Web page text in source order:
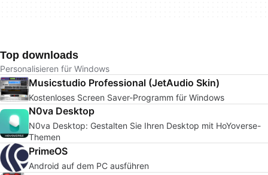
Top downloads
Personalisieren für Windows
Musicstudio Professional (JetAudio Skin)
Kostenloses Screen Saver-Programm für Windows
N0va Desktop
N0va Desktop: Gestalten Sie Ihren Desktop mit HoYoverse-
Themen
PrimeOS
Android auf dem PC ausführen